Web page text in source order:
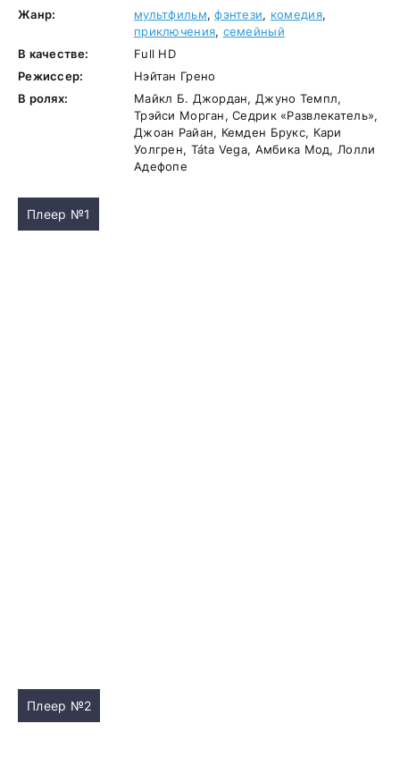
Жанр:
мультфильм,фэнтези, комедия,
приключения, семейный
В качестве:
Full HD
Режиссер:
Нэйтан Грено
В ролях:
Майкл Б. Джордан, Джуно Темпл,
Трэйси Морган, Седрик «Развлекатель»,
Джоан Райан, Кемден Брукс, Кари
Уолгрен, Táta Vega, Амбика Мод, Лолли
Адефопе
Плеер №1
Плеер №2